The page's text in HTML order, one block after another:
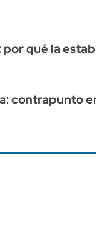
qué la
contrapunto